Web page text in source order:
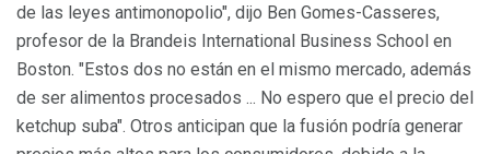
de las leyes antimonopolio", dijo Ben Gomes-Casseres,
profesor de la Brandeis International Business School en
Boston. "Estos dos no están en el mismo mercado, además
de ser alimentos procesados ​​... No espero que el precio del
ketchup suba". Otros anticipan que la fusión podría generar